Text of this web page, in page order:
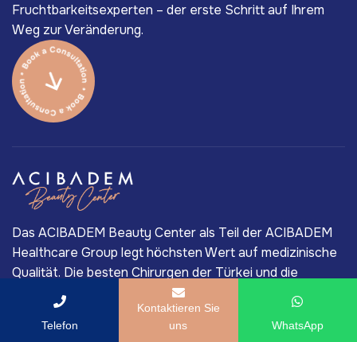
Fruchtbarkeitsexperten – der erste Schritt auf Ihrem
Weg zur Veränderung.
Das ACIBADEM Beauty Center als Teil der ACIBADEM
Healthcare Group legt höchsten Wert auf medizinische
Qualität. Die besten Chirurgen der Türkei und die
erstklassige Medizintechnik sind der Hauptgrund für die
langjährige Marktführerschaft von ACIBADEM im
privaten Gesundheitssektor der Türkei.
Telefon
Kontaktieren Sie
uns
WhatsApp